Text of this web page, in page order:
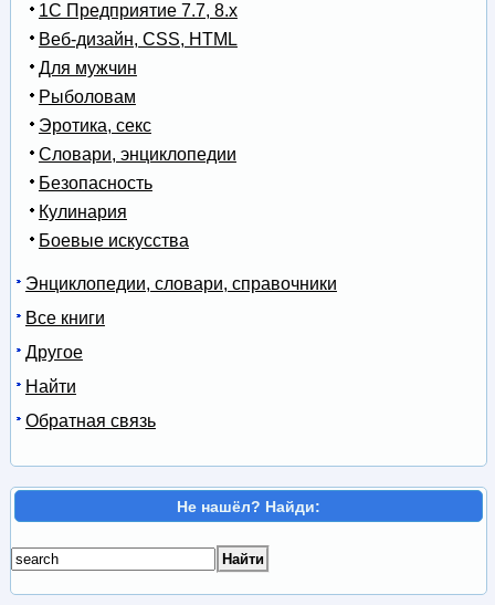
1С Предприятие 7.7, 8.x
Веб-дизайн, CSS, HTML
Для мужчин
Рыболовам
Эротика, секс
Словари, энциклопедии
Безопасность
Кулинария
Боевые искусства
Энциклопедии, словари, справочники
Все книги
Другое
Найти
Обратная связь
Не нашёл? Найди: